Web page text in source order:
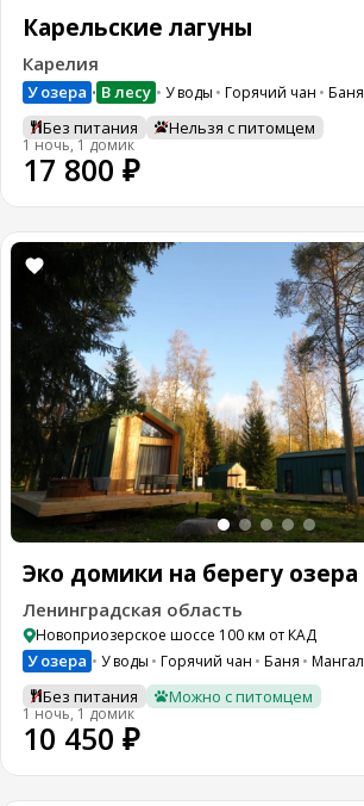
Карельские лагуны
Карелия
У озера • В лесу У воды Горячий чан Баня
Без питания Нельзя с питомцем
1 ночь, 1 домик
17 800 ₽
Эко домики на берегу озера
Ленинградская область
Новоприозерское шоссе 100 км от КАД
У озера У воды Горячий чан Баня Мангал
Без питания Можно с питомцем
1 ночь, 1 домик
10 450 ₽